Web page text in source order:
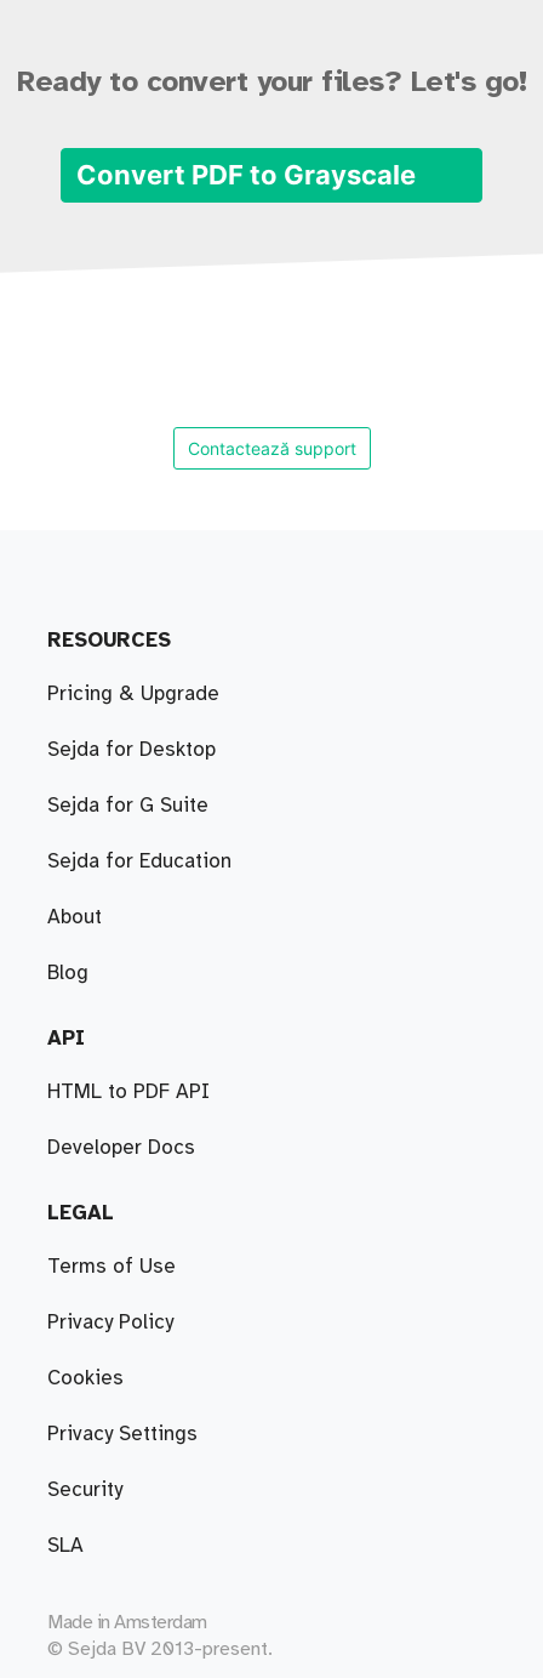
Ready to convert your files? Let's go!
Convert PDF to Grayscale
Contactează support
RESOURCES
Pricing & Upgrade
Sejda for Desktop
Sejda for G Suite
Sejda for Education
About
Blog
API
HTML to PDF API
Developer Docs
LEGAL
Terms of Use
Privacy Policy
Cookies
Privacy Settings
Security
SLA
Made in Amsterdam
© Sejda BV 2013-present.